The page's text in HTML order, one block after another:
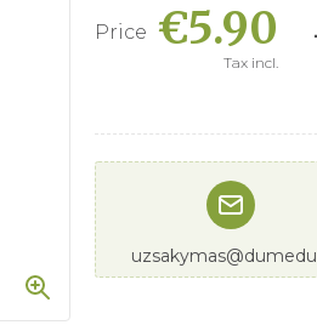
Price €5.90
Tax incl.